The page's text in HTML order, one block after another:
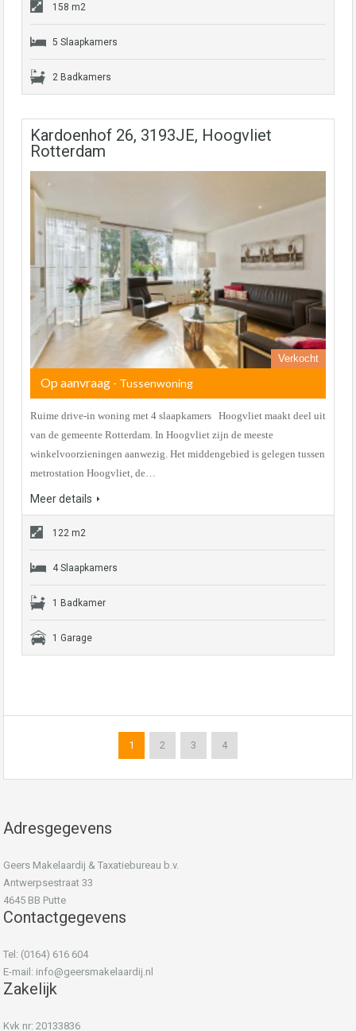
158 m2
5 Slaapkamers
2 Badkamers
Kardoenhof 26, 3193JE, Hoogvliet
Rotterdam
Verkocht
Op aanvraag - Tussenwoning
Ruime drive-in woning met 4 slaapkamers Hoogvliet maakt deel uit
van de gemeente Rotterdam. In Hoogvliet zijn de meeste
winkelvoorzieningen aanwezig. Het middengebied is gelegen tussen
metrostation Hoogvliet, de…
Meer details
122 m2
4 Slaapkamers
1 Badkamer
1 Garage
1 2 3 4
Adresgegevens
Geers Makelaardij & Taxatiebureau b.v.
Antwerpsestraat 33
4645 BB Putte
Contactgegevens
Tel: (0164) 616 604
E-mail: info@geersmakelaardij.nl
Zakelijk
Kvk nr: 20133836